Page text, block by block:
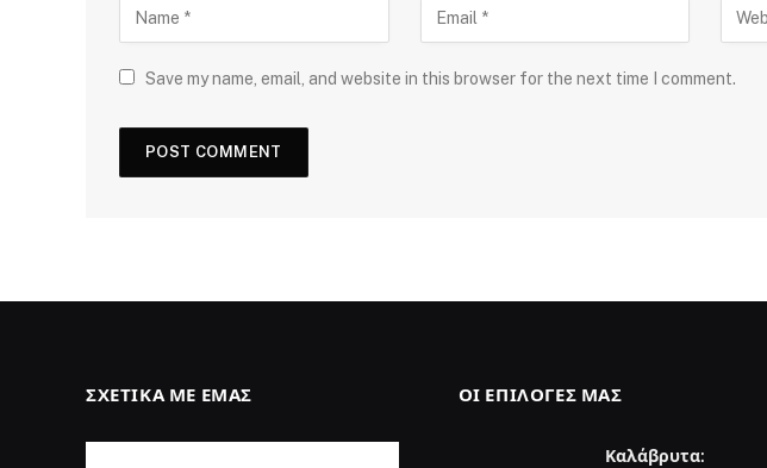
Save my name, email, and website in this browser for the next time I comment.
ΣΧΕΤΙΚΆ ΜΕ ΕΜΆΣ ΟΙ ΕΠΙΛΟΓΈΣ ΜΑΣ
Καλάβρυτα: